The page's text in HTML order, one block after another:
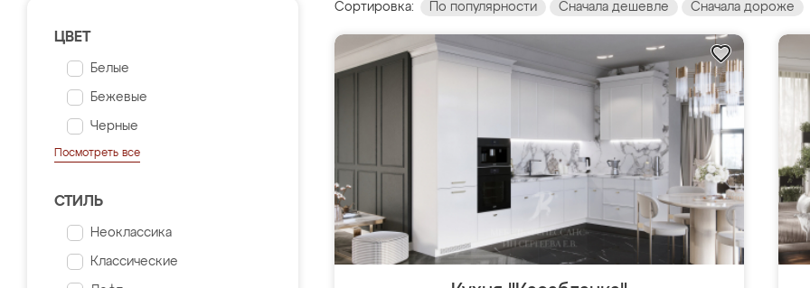
ЦВЕТ
Белые
Бежевые
Черные
Посмотреть все
СТИЛЬ
Неоклассика
Классические
Сортировка: По популярности Сначала дешевле Сначала дороже